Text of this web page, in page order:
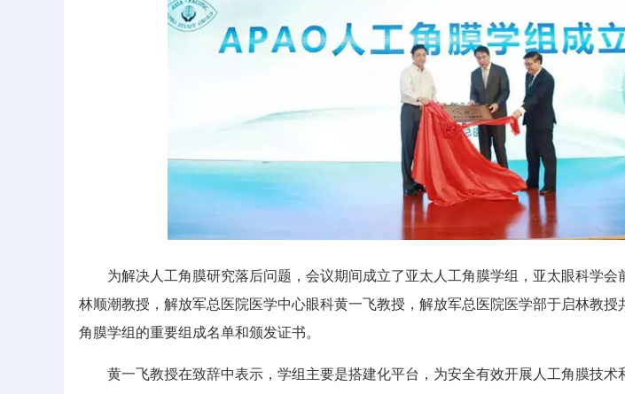
为解决人工角膜研究落后问题，会议期间成立了亚太人工角膜学组，亚太眼科学会
林顺潮教授，解放军总医院医学中心眼科黄一飞教授，解放军总医院医学部于启林教授
角膜学组的重要组成名单和颁发证书。
黄一飞教授在致辞中表示，学组主要是搭建化平台，为安全有效开展人工角膜技术